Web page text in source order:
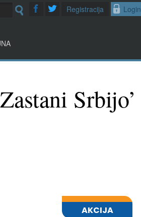
Login
Registracija
Srbijo’